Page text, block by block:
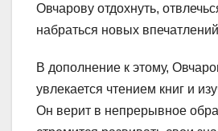
Овчарову отдохнуть,
набраться новых
В дополнение к этому,
увлекается чтением книг и
Он верит в непрерывное